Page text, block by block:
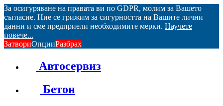
За осигуряване на правата ви по GDPR, молим за Вашето
съгласие. Ние се грижим за сигурността на Вашите лични
данни и сме предприели необходимите мерки. Научете
повече...
ЗатвориОпцииРазбрах
Автосервиз
Бетон